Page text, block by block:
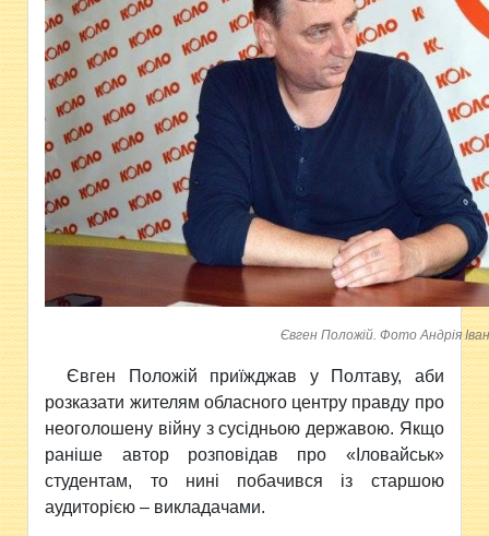
Євген Положій. Фото Андрія
Євген Положій приїжджав у Полтаву, аби
розказати жителям обласного центру правду про
неоголошену війну з сусідньою державою. Якщо
раніше автор розповідав про «Іловайськ»
студентам, то нині побачився із старшою
аудиторією – викладачами.